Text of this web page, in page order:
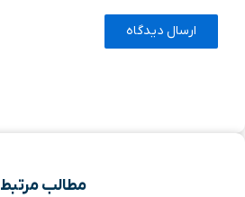
مطالب مرتبط